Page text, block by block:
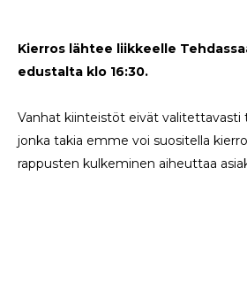
Kierros lähtee liikkeelle
edustalta klo 16:30.
Vanhat kiinteistöt eivät
jonka takia emme voi suositella
rappusten kulkeminen aiheuttaa